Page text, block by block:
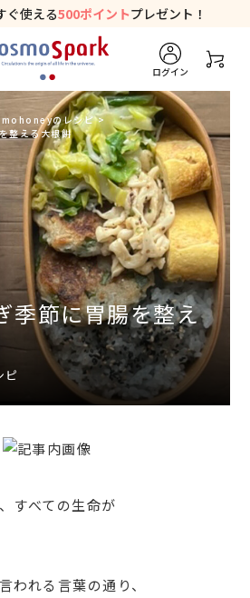
ぐ使える500ポイントプレゼント！
ログイン
のレシピ >
整える大根餅
季節に胃腸を整え
ピ
すべての生命が
われる言葉の通り、